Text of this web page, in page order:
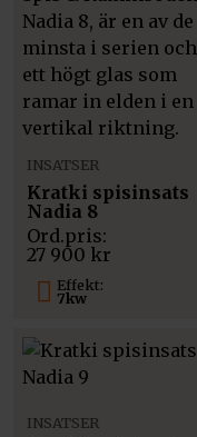
Effekt:
7kw
INSATSER
Kratki spisinsats
Nadia 8
27 900 kr
INSATSER